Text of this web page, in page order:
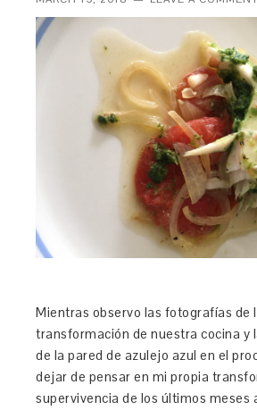
Mientras observo las fotografías de
transformación de nuestra cocina y
de la pared de azulejo azul en el
dejar de pensar en mi propia
supervivencia de los últimos meses